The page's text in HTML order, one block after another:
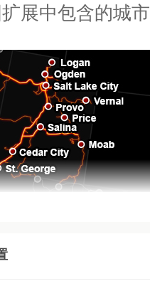
展中包含的城市